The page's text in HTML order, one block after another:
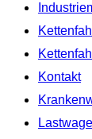
Kontakt